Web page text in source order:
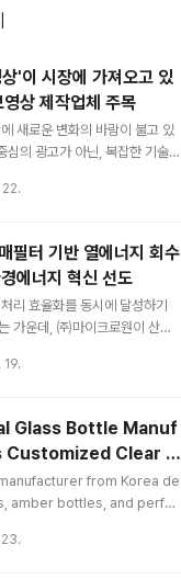
'이 시장에 가져오고 있
상 제작업체 주목
새로운 변화의 바람이 불고 있
심의 광고가 아닌, 복잡한 기술
드가 이동한 것이다. 특히 전문
바이오·공공기관 등 기술 기반 산
렷하게 나타나고 있다. 최근 업
자유치(IR), 해외 바이어 상담,
시회 등 다양한 비즈니스 현장
경쟁력을 명확하게 설명하는
이해관계자 입장에서는 일반
필터 기반 열에너지 회수
에너지 혁신 선도
리 효율화를 동시에 달성하기
가운데, ㈜마이크로원이 산업
하고 있다. 2006년 설립된 (주)
Procurement, Constructio
다. ‘미세한 분진 하나라도 놓치
래, 대기환경 개선과 에너지 절감
발에 주력하고 있다. 특히, 대기
프라로 평가받고 있다. 마이크
19.
Glass Bottle Manuf
Clear B
Glass Packages
Partners
from Korea de
amber bottles, and perfu
Co., Ltd., a premie